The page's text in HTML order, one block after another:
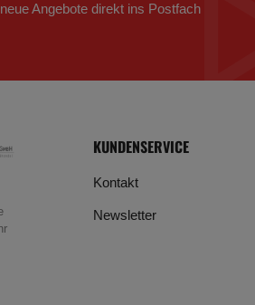
Angebote direkt ins Postfach
KUNDENSERVICE
Kontakt
Newsletter